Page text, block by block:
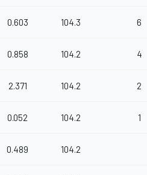
0.603 104.3 6
0.858 104.2 4
2.371 104.2 2
0.052 104.2 1
0.489 104.2